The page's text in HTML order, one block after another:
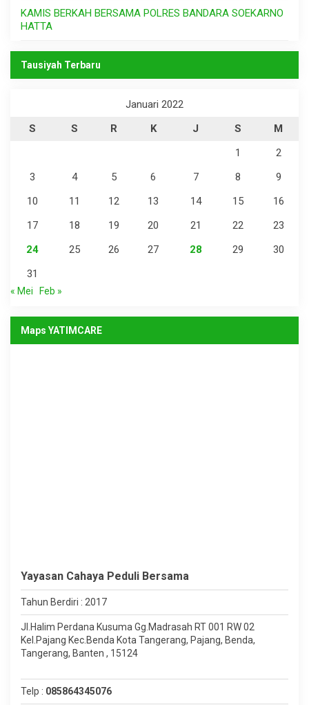
KAMIS BERKAH BERSAMA POLRES BANDARA SOEKARNO
HATTA
Tausiyah Terbaru
Januari 2022
S
S R K J S
M
1
2
3
4 5 6 7 8
9
10
11 12 13 14 15
16
17
18 19 20 21 22
23
24
25 26 27 28 29
30
31
« Mei Feb »
Maps YATIMCARE
Yayasan Cahaya Peduli Bersama
Tahun Berdiri : 2017
Jl.Halim Perdana Kusuma Gg.Madrasah RT 001 RW 02
Kel.Pajang Kec.Benda Kota Tangerang, Pajang, Benda,
Tangerang, Banten , 15124
Telp : 085864345076